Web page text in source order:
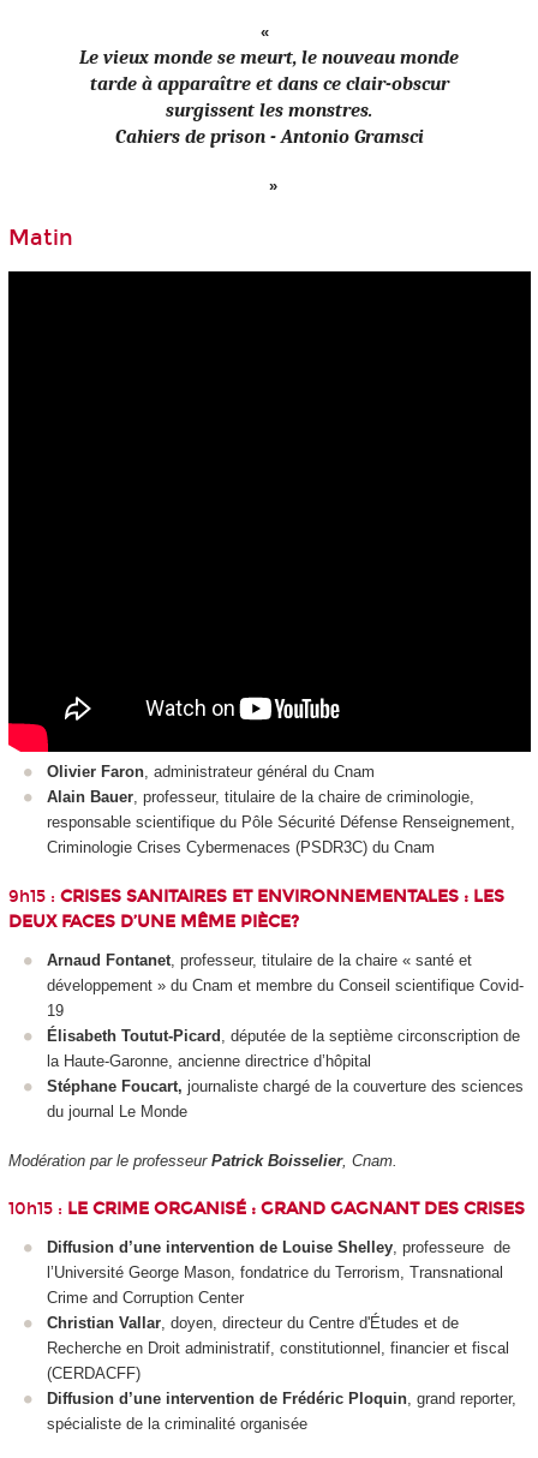
Le vieux monde se meurt, le nouveau monde
tarde à apparaître et dans ce clair-obscur
surgissent les monstres.
Cahiers de prison - Antonio Gramsci
Matin
Olivier Faron, administrateur général du Cnam
Alain Bauer, professeur, titulaire de la chaire de criminologie,
responsable scientifique du Pôle Sécurité Défense Renseignement,
Criminologie Crises Cybermenaces (PSDR3C) du Cnam
9h15 : CRISES SANITAIRES ET ENVIRONNEMENTALES : LES
DEUX FACES D’UNE MÊME PIÈCE?
Arnaud Fontanet, professeur, titulaire de la chaire « santé et
développement » du Cnam et membre du Conseil scientifique Covid-
19
Élisabeth Toutut-Picard , députée de la septième circonscription de
la Haute-Garonne, ancienne directrice d’hôpital
Stéphane Foucart, journaliste chargé de la couverture des sciences
du journal Le Monde
Modération par le professeur Patrick Boisselier, Cnam.
10h15 : LE CRIME ORGANISÉ : GRAND GAGNANT DES CRISES
Diffusion d’une intervention de Louise Shelley, professeure de
l’Université George Mason, fondatrice du Terrorism, Transnational
Crime and Corruption Center
Christian Vallar, doyen, directeur du Centre d'Études et de
Recherche en Droit administratif, constitutionnel, financier et fiscal
(CERDACFF)
Diffusion d’une intervention de Frédéric Ploquin, grand reporter,
spécialiste de la criminalité organisée